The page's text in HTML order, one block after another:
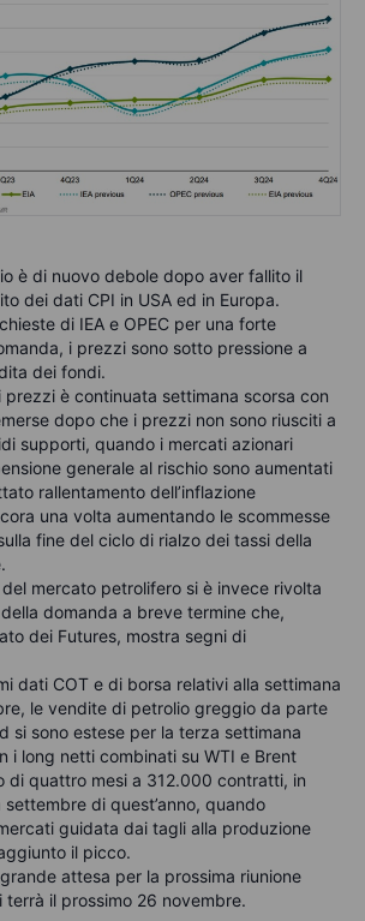
è di nuovo debole dopo aver fallito il
dei dati CPI in USA ed in Europa.
di IEA e OPEC per una forte
i prezzi sono sotto pressione a
dei fondi.
prezzi è continuata settimana scorsa con
dopo che i prezzi non sono riusciti a
supporti, quando i mercati azionari
generale al rischio sono aumentati
rallentamento dell’inflazione
una volta aumentando le scommesse
fine del ciclo di rialzo dei tassi della
del mercato petrolifero si è invece rivolta
domanda a breve termine che,
dei Futures, mostra segni di
dati COT e di borsa relativi alla settimana
le vendite di petrolio greggio da parte
si sono estese per la terza settimana
i long netti combinati su WTI e Brent
di quattro mesi a 312.000 contratti, in
di quest’anno, quando
guidata dai tagli alla produzione
il picco.
attesa per la prossima riunione
terrà il prossimo 26 novembre.